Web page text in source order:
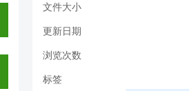
文件大小
更新日期
浏览次数
标签